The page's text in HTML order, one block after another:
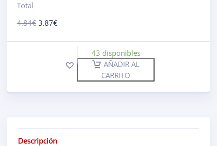
Total
4.84€ 3.87€
43 disponibles
AÑADIR AL
CARRITO
Descripción